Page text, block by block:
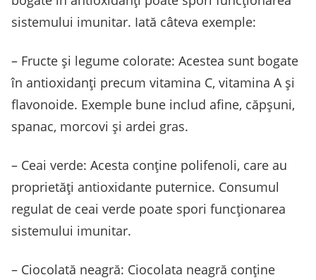
sistemului imunitar. Iată câteva exemple:
– Fructe și legume colorate: Acestea sunt bogate
în antioxidanți precum vitamina C, vitamina A și
flavonoide. Exemple bune includ afine, căpșuni,
spanac, morcovi și ardei gras.
– Ceai verde: Acesta conține polifenoli, care au
proprietăți antioxidante puternice. Consumul
regulat de ceai verde poate spori funcționarea
sistemului imunitar.
– Ciocolată neagră: Ciocolata neagră conține